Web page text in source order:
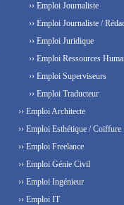
›› Emploi Journaliste
›› Emploi Journaliste /
›› Emploi Juridique
›› Emploi Ressources
›› Emploi Superviseurs
›› Emploi Traducteur
›› Emploi Architecte
›› Emploi Esthétique / Coiffure
›› Emploi Freelance
›› Emploi Génie Civil
›› Emploi Ingénieur
›› Emploi IT